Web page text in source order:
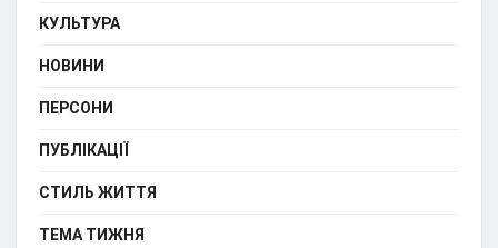
КУЛЬТУРА
НОВИНИ
ПЕРСОНИ
ПУБЛІКАЦІЇ
СТИЛЬ ЖИТТЯ
ТЕМА ТИЖНЯ